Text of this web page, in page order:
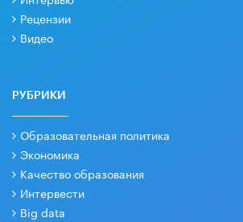
Рецензии
Видео
РУБРИКИ
Образовательная политика
Экономика
Качество образования
Интервести
Big data